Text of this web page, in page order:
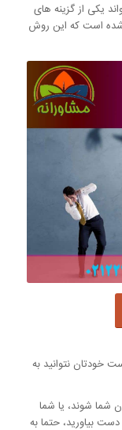
یکی از گزینه های
شده است که این روش
خودتان نتوانید به
شوند، یا شما
دست بیاورید، حتما به